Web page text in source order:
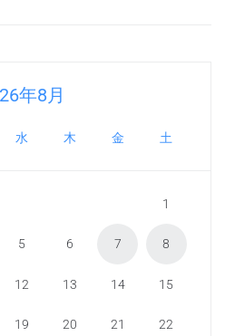
年8月
水 木 金 土
1
5 6 7 8
12 13 14 15
19 20 21 22